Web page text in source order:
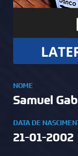
NOME
Samuel
DATA DE
21-01-2002